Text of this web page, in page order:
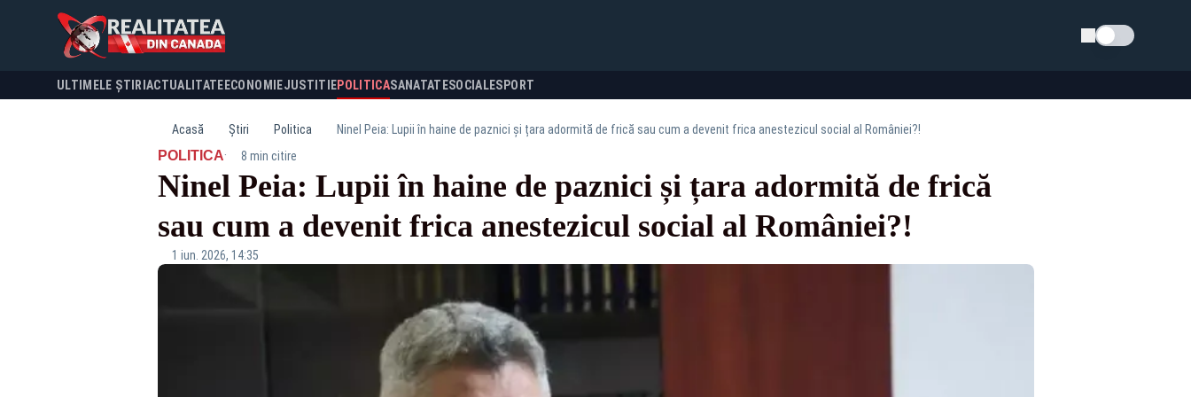
Schimba tema
ULTIMELE ȘTIRI ACTUALITATE ECONOMIEJUSTITIEPOLITICASANATATESOCIALESPORT
Acasă Știri Politica Ninel Peia: Lupii în haine de paznici și țara adormită de frică sau cum a devenit frica anestezicul social al României?!
POLITICA· 8 min citire
Ninel Peia: Lupii în haine de paznici și țara adormită de frică
sau cum a devenit frica anestezicul social al României?!
1 iun. 2026, 14:35